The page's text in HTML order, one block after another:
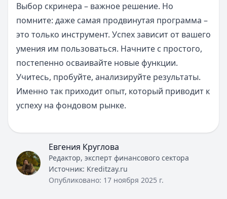
Выбор скринера – важное решение. Но
помните: даже самая продвинутая программа –
это только инструмент. Успех зависит от вашего
умения им пользоваться. Начните с простого,
постепенно осваивайте новые функции.
Учитесь, пробуйте, анализируйте результаты.
Именно так приходит опыт, который приводит к
успеху на фондовом рынке.
Евгения Круглова
Редактор, эксперт финансового сектора
Источник: Kreditzay.ru
Опубликовано: 17 ноября 2025 г.